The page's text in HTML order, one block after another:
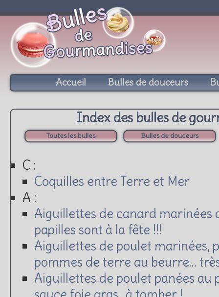
Accueil Bulles de douceurs
Index des bulles de
Toutes les bulles Bulles de douceurs
C :
Coquilles entre Terre et Mer
A :
Aiguillettes de canard marinées
papilles sont à la fête !!!
Aiguillettes de poulet marinées,
pommes de terre au beurre…
Aiguillettes de poulet panées au